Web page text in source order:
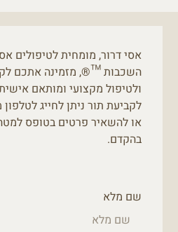
אסי דרור, מומחית לטיפולים
השכבות ™®, מזמינה אתכם
ולטיפול מקצועי ומותאם
לקביעת תור ניתן לחייג
או להשאיר פרטים בטופס
בהקדם.
שם מלא